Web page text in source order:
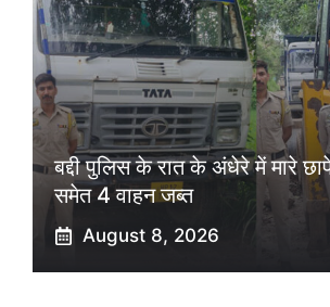
बद्दी पुलिस के रात के अंधेरे में मारे
समेत 4 वाहन जब्त
August 8, 2026